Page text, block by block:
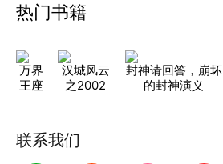
热门书籍
万界
王座
汉城风云
之2002
封神请回答，崩坏
的封神演义
联系我们